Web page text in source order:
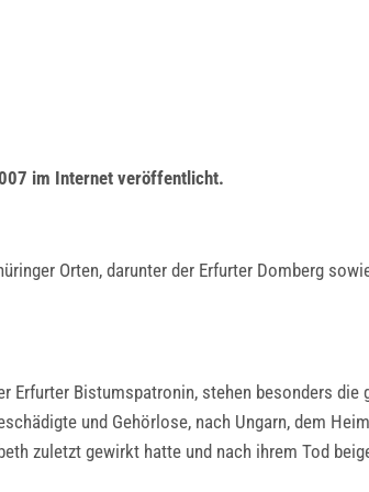
im Internet veröffentlicht.
Orten, darunter der Erfurter Domberg
Erfurter Bistumspatronin, stehen besonders
und Gehörlose, nach Ungarn, dem
zuletzt gewirkt hatte und nach ihrem Tod